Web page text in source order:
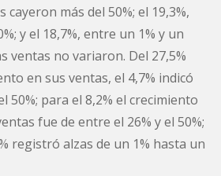
cayeron más del 50%; el 19,3%,
y el 18,7%, entre un 1% y un
ventas no variaron. Del 27,5%
en sus ventas, el 4,7% indicó
50%; para el 8,2% el crecimiento
fue de entre el 26% y el 50%;
registró alzas de un 1% hasta un